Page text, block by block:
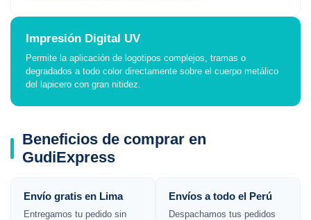
Impresión Digital UV
Permite la aplicación de logotipos complejos, tramas o
degradados a todo color directamente sobre el cuerpo metálico
del lapicero con gran nitidez.
Beneficios de comprar en
GudiExpress
Envío gratis en Lima
Entregamos tu pedido sin
Envíos a todo el Perú
Despachamos tus pedidos